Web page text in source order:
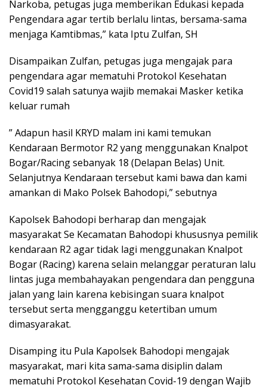
Narkoba, petugas juga memberikan Edukasi kepada
Pengendara agar tertib berlalu lintas, bersama-sama
menjaga Kamtibmas,” kata Iptu Zulfan, SH
Disampaikan Zulfan, petugas juga mengajak para
pengendara agar mematuhi Protokol Kesehatan
Covid19 salah satunya wajib memakai Masker ketika
keluar rumah
” Adapun hasil KRYD malam ini kami temukan
Kendaraan Bermotor R2 yang menggunakan Knalpot
Bogar/Racing sebanyak 18 (Delapan Belas) Unit.
Selanjutnya Kendaraan tersebut kami bawa dan kami
amankan di Mako Polsek Bahodopi,” sebutnya
Kapolsek Bahodopi berharap dan mengajak
masyarakat Se Kecamatan Bahodopi khususnya pemilik
kendaraan R2 agar tidak lagi menggunakan Knalpot
Bogar (Racing) karena selain melanggar peraturan lalu
lintas juga membahayakan pengendara dan pengguna
jalan yang lain karena kebisingan suara knalpot
tersebut serta mengganggu ketertiban umum
dimasyarakat.
Disamping itu Pula Kapolsek Bahodopi mengajak
masyarakat, mari kita sama-sama disiplin dalam
mematuhi Protokol Kesehatan Covid-19 dengan Wajib